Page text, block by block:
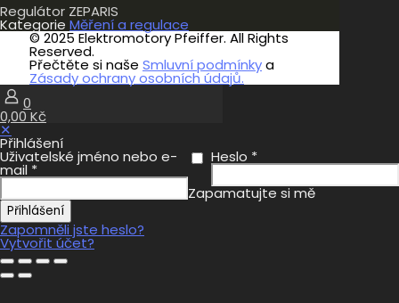
Regulátor ZEPARIS
Kategorie Měření a regulace
© 2025 Elektromotory Pfeiffer. All Rights
Reserved.
Přečtěte si naše Smluvní podmínkya
Zásady ochrany osobních údajů.
0
0,00 Kč
✕
Přihlášení
Uživatelské jméno nebo e-
mail *
Heslo *
Zapamatujte si mě
Přihlášení
Zapomněli jste heslo?
Vytvořit účet?